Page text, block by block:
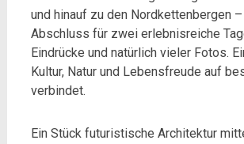
und hinauf zu den Nordkettenbergen
Abschluss für zwei erlebnisreiche
Eindrücke und natürlich vieler Fotos.
Kultur, Natur und Lebensfreude auf
verbindet.
Ein Stück futuristische Architektur